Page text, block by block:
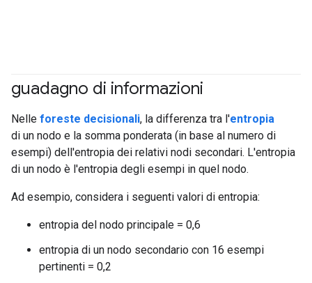
guadagno di informazioni
Nelle foreste decisionali, la differenza tra l'entropia
di un nodo e la somma ponderata (in base al numero di
esempi) dell'entropia dei relativi nodi secondari. L'entropia
di un nodo è l'entropia degli esempi in quel nodo.
Ad esempio, considera i seguenti valori di entropia:
entropia del nodo principale = 0,6
entropia di un nodo secondario con 16 esempi
pertinenti = 0,2